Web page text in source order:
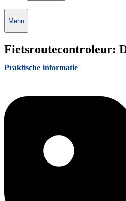
Menu
Fietsroutecontroleur:
Praktische informatie